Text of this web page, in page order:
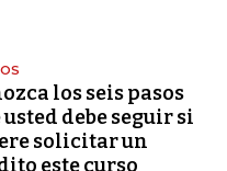
los seis pasos
usted debe seguir si
solicitar un
este curso